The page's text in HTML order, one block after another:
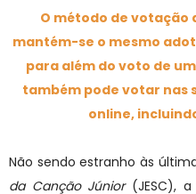
O método de votação
mantém-se o mesmo
para além do voto de
também pode votar nas
online,
Não sendo estranho às
da Canção Júnior (JESC),